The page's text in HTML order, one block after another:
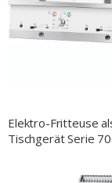
Elektro-Fritteuse
Tischgerät Serie